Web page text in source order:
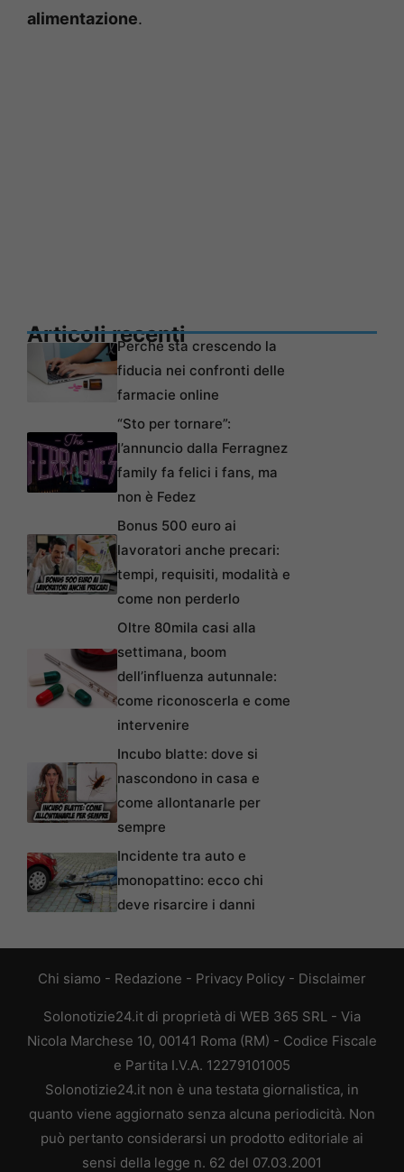
alimentazione.
Articoli recentiPerché sta crescendo la
fiducia nei confronti delle
farmacie online
“Sto per tornare”:
l’annuncio dalla Ferragnez
family fa felici i fans, ma
non è Fedez
Bonus 500 euro ai
lavoratori anche precari:
tempi, requisiti, modalità e
come non perderlo
Oltre 80mila casi alla
settimana, boom
dell’influenza autunnale:
come riconoscerla e come
intervenire
Incubo blatte: dove si
nascondono in casa e
come allontanarle per
sempre
Incidente tra auto e
monopattino: ecco chi
deve risarcire i danni
Chi siamo - Redazione - Privacy Policy - Disclaimer
Solonotizie24.it di proprietà di WEB 365 SRL - Via
Nicola Marchese 10, 00141 Roma (RM) - Codice Fiscale
e Partita I.V.A. 12279101005
Solonotizie24.it non è una testata giornalistica, in
quanto viene aggiornato senza alcuna periodicità. Non
può pertanto considerarsi un prodotto editoriale ai
sensi della legge n. 62 del 07.03.2001